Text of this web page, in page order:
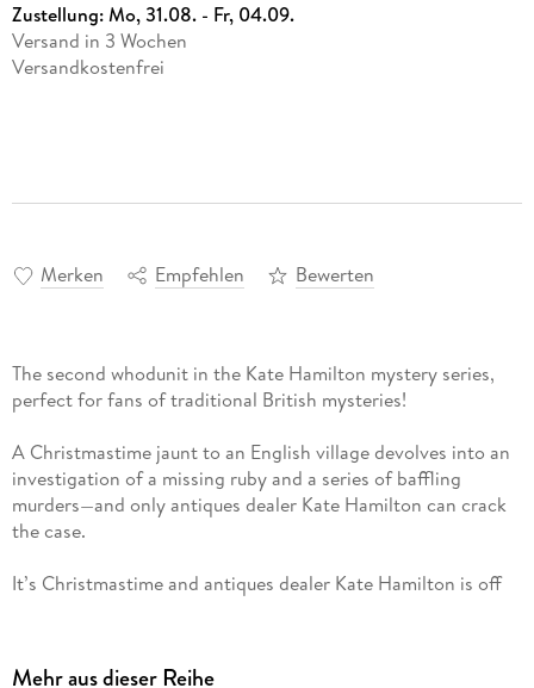
Zustellung:Mo, 31.08. - Fr, 04.09.
Versand in 3 Wochen
Versandkostenfrei
Merken Empfehlen Bewerten
The second whodunit in the Kate Hamilton mystery series,
perfect for fans of traditional British mysteries!
A Christmastime jaunt to an English village devolves into an
investigation of a missing ruby and a series of baffling
murders—and only antiques dealer Kate Hamilton can crack
the case.
It’s Christmastime and antiques dealer Kate Hamilton is off
Mehr aus dieser Reihe